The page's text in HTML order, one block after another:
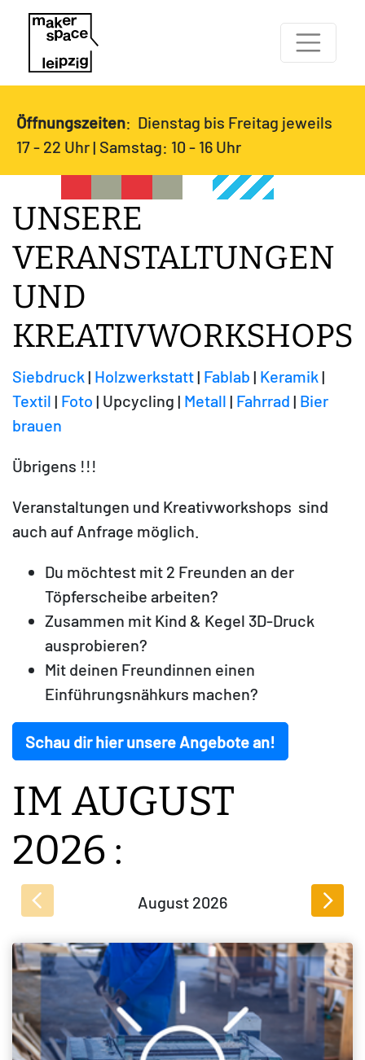
Öffnungszeiten: Dienstag bis Freitag jeweils
17 - 22 Uhr | Samstag: 10 - 16 Uhr
UNSERE
VERANSTALTUNGEN
UND
KREATIVWORKSHOPS
Siebdruck| Holzwerkstatt| Fablab | Keramik|
Textil | Foto | Upcycling | Metall | Fahrrad | Bier
brauen
Übrigens !!!
Veranstaltungen und Kreativworkshops sind
auch auf Anfrage möglich.
Du möchtest mit 2 Freunden an der
Töpferscheibe arbeiten?
Zusammen mit Kind & Kegel 3D-Druck
ausprobieren?
Mit deinen Freundinnen einen
Einführungsnähkurs machen?
Schau dir hier unsere Angebote an!
IM AUGUST
2026 :
August 2026